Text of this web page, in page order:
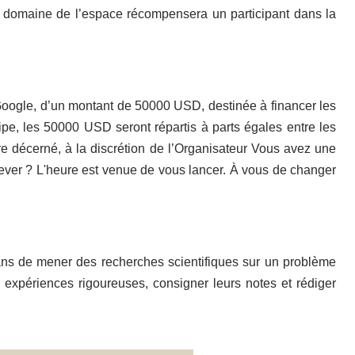
de l’espace récompensera un participant dans la
d’un montant de 50000 USD, destinée à financer les
les 50000 USD seront répartis à parts égales entre les
décerné, à la discrétion de l’Organisateur Vous avez une
? L'heure est venue de vous lancer. À vous de changer
de mener des recherches scientifiques sur un problème
rigoureuses, consigner leurs notes et rédiger